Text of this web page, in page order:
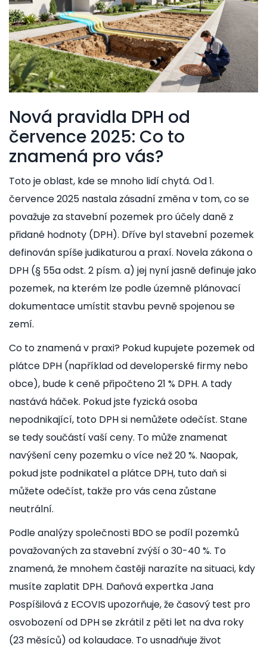
Nová pravidla DPH od
července 2025: Co to
znamená pro vás?
Toto je oblast, kde se mnoho lidí chytá. Od 1.
července 2025 nastala zásadní změna v tom, co se
považuje za stavební pozemek pro účely daně z
přidané hodnoty (DPH). Dříve byl stavební pozemek
definován spíše judikaturou a praxí. Novela zákona o
DPH (§ 55a odst. 2 písm. a) jej nyní jasně definuje jako
pozemek, na kterém lze podle územně plánovací
dokumentace umístit stavbu pevně spojenou se
zemí.
Co to znamená v praxi? Pokud kupujete pozemek od
plátce DPH (například od developerské firmy nebo
obce), bude k ceně připočteno 21 % DPH. A tady
nastává háček. Pokud jste fyzická osoba
nepodnikající, toto DPH si nemůžete odečíst. Stane
se tedy součástí vaší ceny. To může znamenat
navýšení ceny pozemku o více než 20 %. Naopak,
pokud jste podnikatel a plátce DPH, tuto daň si
můžete odečíst, takže pro vás cena zůstane
neutrální.
Podle analýzy společnosti BDO se podíl pozemků
považovaných za stavební zvýší o 30-40 %. To
znamená, že mnohem častěji narazíte na situaci, kdy
musíte zaplatit DPH. Daňová expertka Jana
Pospíšilová z ECOVIS upozorňuje, že časový test pro
osvobození od DPH se zkrátil z pěti let na dva roky
(23 měsíců) od kolaudace. To usnadňuje život